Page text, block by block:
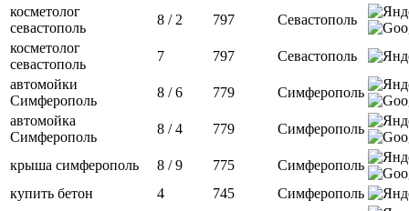
косметолог
севастополь
8 / 2 797
Севастополь
косметолог
севастополь
7 797
Севастополь
автомойки
Симферополь
8 / 6 779
Симферополь
автомойка
Симферополь
8 / 4 779 Симферополь
крыша симферополь 8 / 9 775
Симферополь
купить бетон
4 745
Симферополь